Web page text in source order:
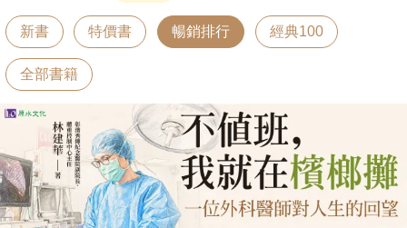
新書 特價書 暢銷排行 經典100
全部書籍